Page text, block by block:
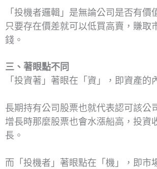
「投機者邏輯」是無論公司是否有價
只要存在價差就可以低買高賣，賺取
錢。
三、著眼點不同
「投資著」著眼在「資」，即資產的
長期持有公司股票也就代表認可該公
增長時那麼股票也會水漲船高，投資
長。
而「投機者」著眼點在「機」，即市